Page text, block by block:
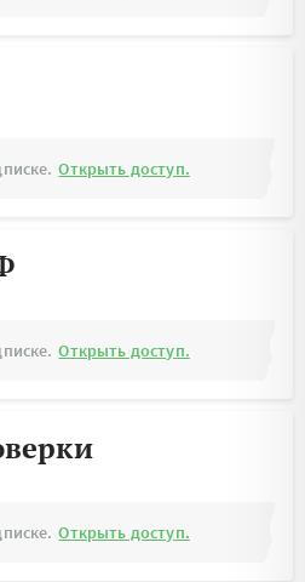
Открыть доступ.
Открыть доступ.
Открыть доступ.